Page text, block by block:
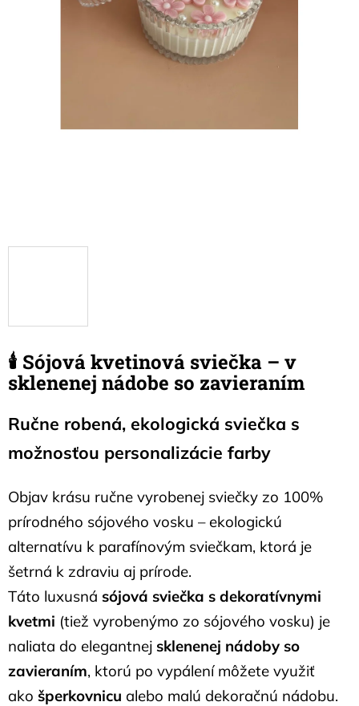
🕯️ Sójová kvetinová sviečka – v
sklenenej nádobe so zavieraním
Ručne robená, ekologická sviečka s
možnosťou personalizácie farby
Objav krásu ručne vyrobenej sviečky zo 100%
prírodného sójového vosku – ekologickú
alternatívu k parafínovým sviečkam, ktorá je
šetrná k zdraviu aj prírode.
Táto luxusná sójová sviečka s dekoratívnymi
kvetmi (tiež vyrobenýmo zo sójového vosku) je
naliata do elegantnej sklenenej nádoby so
zavieraním, ktorú po vypálení môžete využiť
ako šperkovnicu alebo malú dekoračnú nádobu.